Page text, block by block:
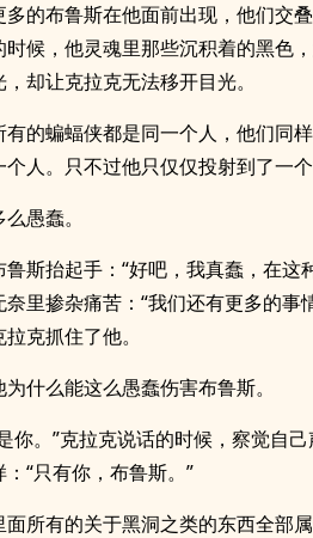
多的布鲁斯在他面前出现，他们交
时候，他灵魂里那些沉积着的黑色
却让克拉克无法移开目光。
有的蝙蝠侠都是同一个人，他们同
个人。只不过他只仅仅投射到了一
么愚蠢。
鲁斯抬起手：“好吧，我真蠢，在
奈里掺杂痛苦：“我们还有更多的
克抓住了他。
为什么能这么愚蠢伤害布鲁斯。
你。”克拉克说话的时候，察觉自
：“只有你，布鲁斯。”
面所有的关于黑洞之类的东西全部